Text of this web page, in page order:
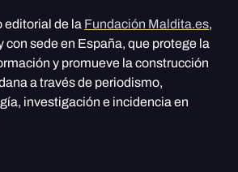
editorial de la Fundación Maldita.es,
con sede en España, que protege la
y promueve la construcción
a través de periodismo,
investigación e incidencia en